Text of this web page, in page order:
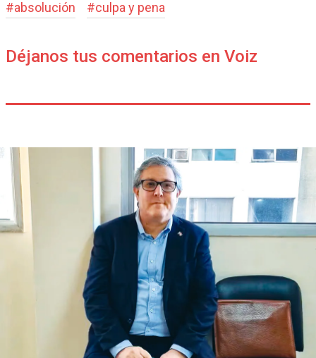
#absolución #culpa y pena
Déjanos tus comentarios en Voiz